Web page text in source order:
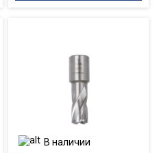
В наличии